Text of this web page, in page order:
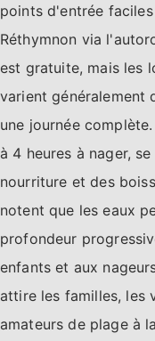
points d'entrée
Réthymnon via
est gratuite, mais les
varient généralement
une journée
à 4 heures à nager,
nourriture et des
notent que les eaux
profondeur
enfants et aux
attire les familles, les
amateurs de plage à